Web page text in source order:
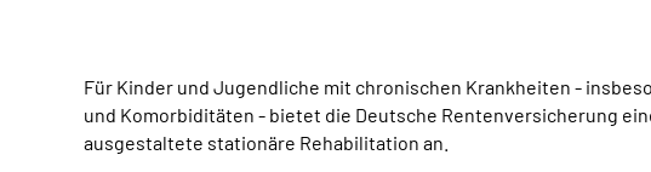
Für Kinder und Jugendliche mit chronischen Krankheiten -
und Komorbiditäten - bietet die Deutsche Rentenversicherung
ausgestaltete stationäre Rehabilitation an.